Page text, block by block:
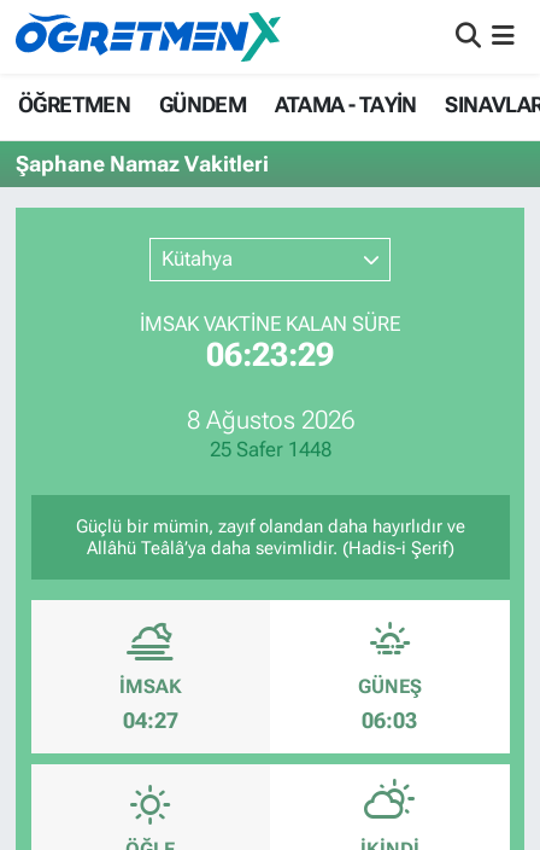
ÖĞRETMEN GÜNDEM ATAMA - TAYİN
Şaphane Namaz Vakitleri
Kütahya
İMSAK VAKTİNE KALAN SÜRE
06:23:29
8 Ağustos 2026
25 Safer 1448
Güçlü bir mümin, zayıf olandan daha hayırlıdır ve
Allâhü Teâlâ’ya daha sevimlidir. (Hadis-i Şerif)
İMSAK
04:27
GÜNEŞ
06:03
ÖĞRETMEN
GÜNDEM
ATAMA - TAYİN
SINAVLAR
HAYATIN İÇİNDEN
İstanbul Nöbetçi Eczaneler
İstanbul Hava Durumu
İstanbul Namaz Vakitleri
İstanbul Trafik Yoğunluk Haritası
Süper Lig Puan Durumu ve Fikstür
Son Dakika Haberleri
Haber Arşivi